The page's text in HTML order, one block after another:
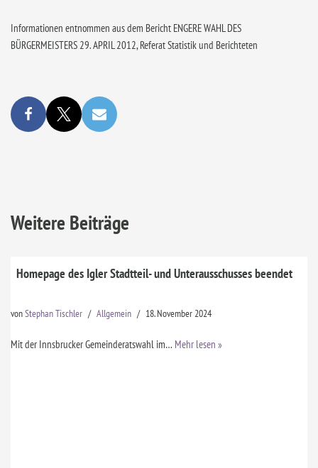
Informationen entnommen aus dem Bericht ENGERE WAHL DES
BÜRGERMEISTERS 29. APRIL 2012, Referat Statistik und Berichteten
Weitere Beiträge
Homepage des Igler Stadtteil- und Unterausschusses beendet
vonStephan Tischler Allgemein 18. November 2024
Mit der Innsbrucker Gemeinderatswahl im… Mehr lesen »